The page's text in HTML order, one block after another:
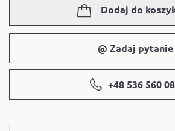
Dodaj do
@ Zadaj pytanie
+48 536 560